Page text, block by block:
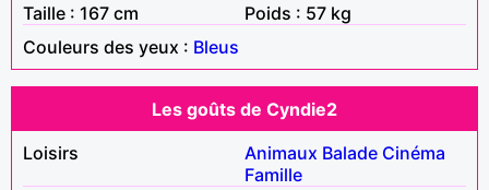
Taille : 167 cm
Poids : 57 kg
Couleurs des yeux : Bleus
Les goûts de Cyndie2
Loisirs
Animaux Balade Cinéma
Famille